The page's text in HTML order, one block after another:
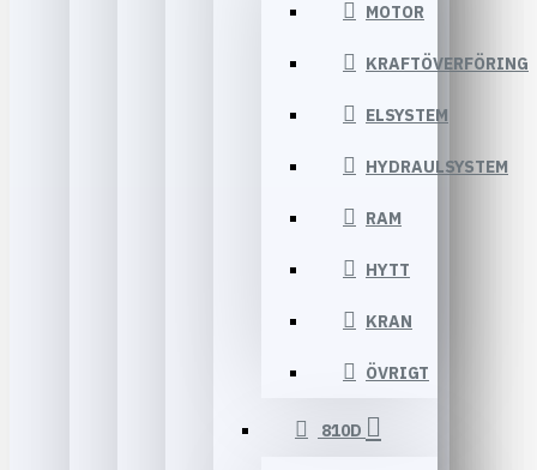
MOTOR
KRAFTÖVERFÖRING
ELSYSTEM
HYDRAULSYSTEM
RAM
HYTT
KRAN
ÖVRIGT
810D